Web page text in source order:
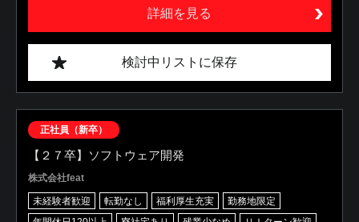
詳細を見る
検討中リストに保存
正社員（新卒）
【２７卒】ソフトウェア開発
株式会社feat
未経験者歓迎 転勤なし 福利厚生充実
勤務地限定